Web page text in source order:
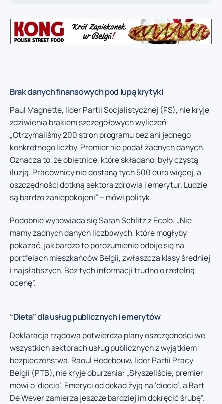
Brak danych finansowych pod lupą krytyki
Paul Magnette, lider Partii Socjalistycznej (PS), nie kryje
zdziwienia brakiem szczegółowych wyliczeń.
„Otrzymaliśmy 200 stron programu bez ani jednego
konkretnego liczby. Premier nie podał żadnych danych.
Oznacza to, że obietnice, które składano, były czystą
iluzją. Pracownicy nie dostaną tych 500 euro więcej, a
oszczędności dotkną sektora zdrowia i emerytur. Ludzie
są bardzo zaniepokojeni” – mówi polityk.
Podobnie wypowiada się Sarah Schlitz z Ecolo: „Nie
mamy żadnych danych liczbowych, które mogłyby
pokazać, jak bardzo to porozumienie odbije się na
portfelach mieszkańców Belgii, zwłaszcza klasy średniej
i najsłabszych. Bez tych informacji trudno o rzetelną
ocenę”.
“Dieta” dla usług publicznych i emerytów
Deklaracja rządowa potwierdza plany oszczędności we
wszystkich sektorach usług publicznych z wyjątkiem
bezpieczeństwa. Raoul Hedebouw, lider Partii Pracy
Belgii (PTB), nie kryje oburzenia: „Słyszeliście, premier
mówi o ‘diecie’. Emeryci od dekad żyją na ‘diecie’, a Bart
De Wever zamierza jeszcze bardziej im dokręcić śrubę”.